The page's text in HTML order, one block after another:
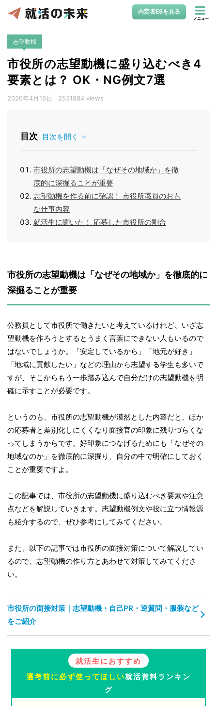
内定者ESを見る
メニュー
志望動機
市役所の志望動機に盛り込むべき4
要素とは？ OK・NG例文7選
2026年4月16日 2531884 views
目次 目次を開く
市役所の志望動機は「なぜその地域か」を徹
底的に深掘ることが重要
志望動機を作る前に確認！ 市役所職員のおも
な仕事内容
就活生に聞いた！ 応募した市役所の割合
市役所の志望動機は「なぜその地域か」を徹底的に
深掘ることが重要
公務員として市役所で働きたいと考えているけれど、いざ志
望動機を作ろうとするとうまく言葉にできない人もいるので
はないでしょうか。「安定しているから」「地元が好き」
「地域に貢献したい」などの理由から志望する学生も多いで
すが、そこからもう一歩踏み込んで自分だけの志望動機を明
確に示すことが必要です。
というのも、市役所の志望動機が漠然とした内容だと、ほか
の応募者と差別化しにくくなり面接官の印象に残りづらくな
ってしまうからです。好印象につなげるためにも「なぜその
地域なのか」を徹底的に深掘り、自分の中で明確にしておく
ことが重要ですよ。
この記事では、市役所の志望動機に盛り込むべき要素や注意
点などを解説していきます。志望動機例文や役に立つ情報源
も紹介するので、ぜひ参考にしてみてください。
また、以下の記事では市役所の面接対策について解説してい
るので、志望動機の作り方とあわせて対策してみてくださ
い。
市役所の面接対策｜志望動機・自己PR・逆質問・服装など
をご紹介
就活生におすすめ
選考前に必ず使ってほしい就活資料ランキン
グ